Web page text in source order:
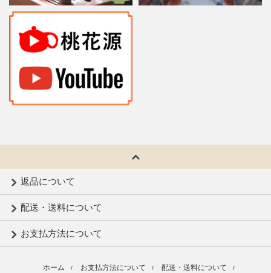
返品について
配送・送料について
お支払方法について
ホーム / お支払方法について / 配送・送料について /